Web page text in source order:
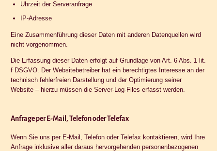
Uhrzeit der Serveranfrage
IP-Adresse
Eine Zusammenführung dieser Daten mit anderen Datenquellen wird
nicht vorgenommen.
Die Erfassung dieser Daten erfolgt auf Grundlage von Art. 6 Abs. 1 lit.
f DSGVO. Der Websitebetreiber hat ein berechtigtes Interesse an der
technisch fehlerfreien Darstellung und der Optimierung seiner
Website – hierzu müssen die Server-Log-Files erfasst werden.
Anfrage per E-Mail, Telefon oder Telefax
Wenn Sie uns per E-Mail, Telefon oder Telefax kontaktieren, wird Ihre
Anfrage inklusive aller daraus hervorgehenden personenbezogenen